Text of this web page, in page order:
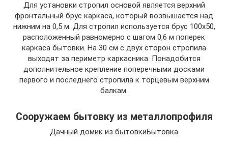
Для установки стропил основой является верхний
фронтальный брус каркаса, который возвышается над
нижним на 0,5 м. Для стропил используется брус 100х50,
расположенный равномерно с шагом 0,6 м поперек
каркаса бытовки. На 30 см с двух сторон стропила
выходят за периметр каркасника. Понадобится
дополнительное крепление поперечными досками
первого и последнего стропила к торцевым верхним
балкам.
Сооружаем бытовку из металлопрофиля
Дачный домик из бытовкиБытовка